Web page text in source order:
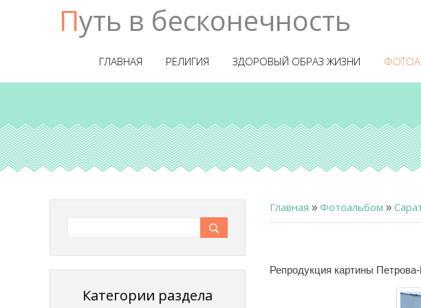
Путь в бесконечность
ГЛАВНАЯ РЕЛИГИЯ ЗДОРОВЫЙ ОБРАЗ ЖИЗНИ
Главная » Фотоальбом »
Репродукция картины
Категории раздела